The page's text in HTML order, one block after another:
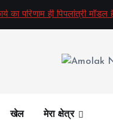
का परिणाम ही पिपलांत्री मॉडल
खेल मेरा क्षेत्र